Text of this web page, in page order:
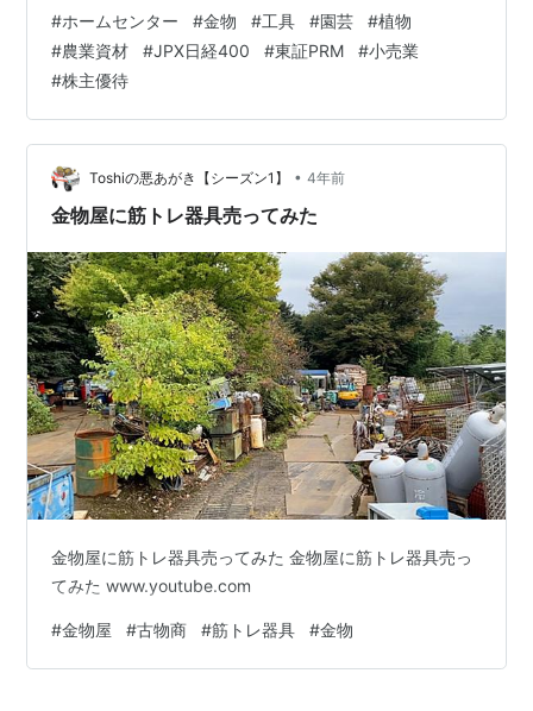
あり、株式投資を行う上で株式銘柄を分析することは非
常に重要なことです。 日本株式投資をされる方の必需品
といえるのが、以下の四季報になります。 お持ちでない
方は、以下から購入して読まれることをお勧めします。
リンク 銘柄の事業内容は？、業績はどうか？、配当はい
くらなのか？…
#ホームセンター #金物 #工具 #園芸 #植物
#農業資材 #JPX日経400 #東証PRM #小売業
#株主優待
Toshiの悪あがき【シーズン1】 • 4年前
金物屋に筋トレ器具売ってみた
金物屋に筋トレ器具売ってみた 金物屋に筋トレ器具売っ
てみた www.youtube.com
#金物屋 #古物商 #筋トレ器具 #金物